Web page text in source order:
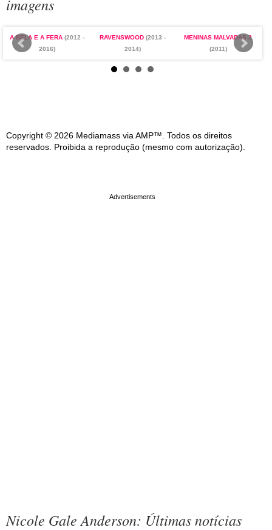
imagens
A BELA E A FERA (2012 -
2016)
RAVENSWOOD(2013 -
2014)
MENINAS MALVADAS 2
(2011)
Copyright © 2026 Mediamass via AMP™. Todos os direitos
reservados. Proibida a reprodução (mesmo com autorização).
Nicole Gale Anderson: Últimas notícias